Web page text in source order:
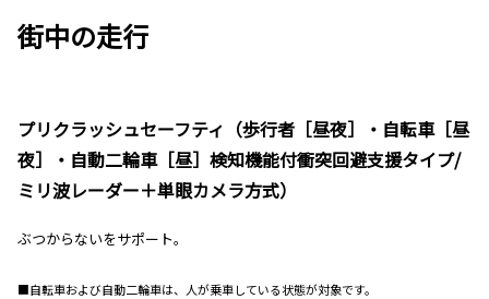
街中の走行
プリクラッシュセーフティ（歩行者［昼夜］・自転車［昼
夜］・自動二輪車［昼］検知機能付衝突回避支援タイプ/
ミリ波レーダー＋単眼カメラ方式）
ぶつからないをサポート。
■自転車および自動二輪車は、人が乗車している状態が対象です。